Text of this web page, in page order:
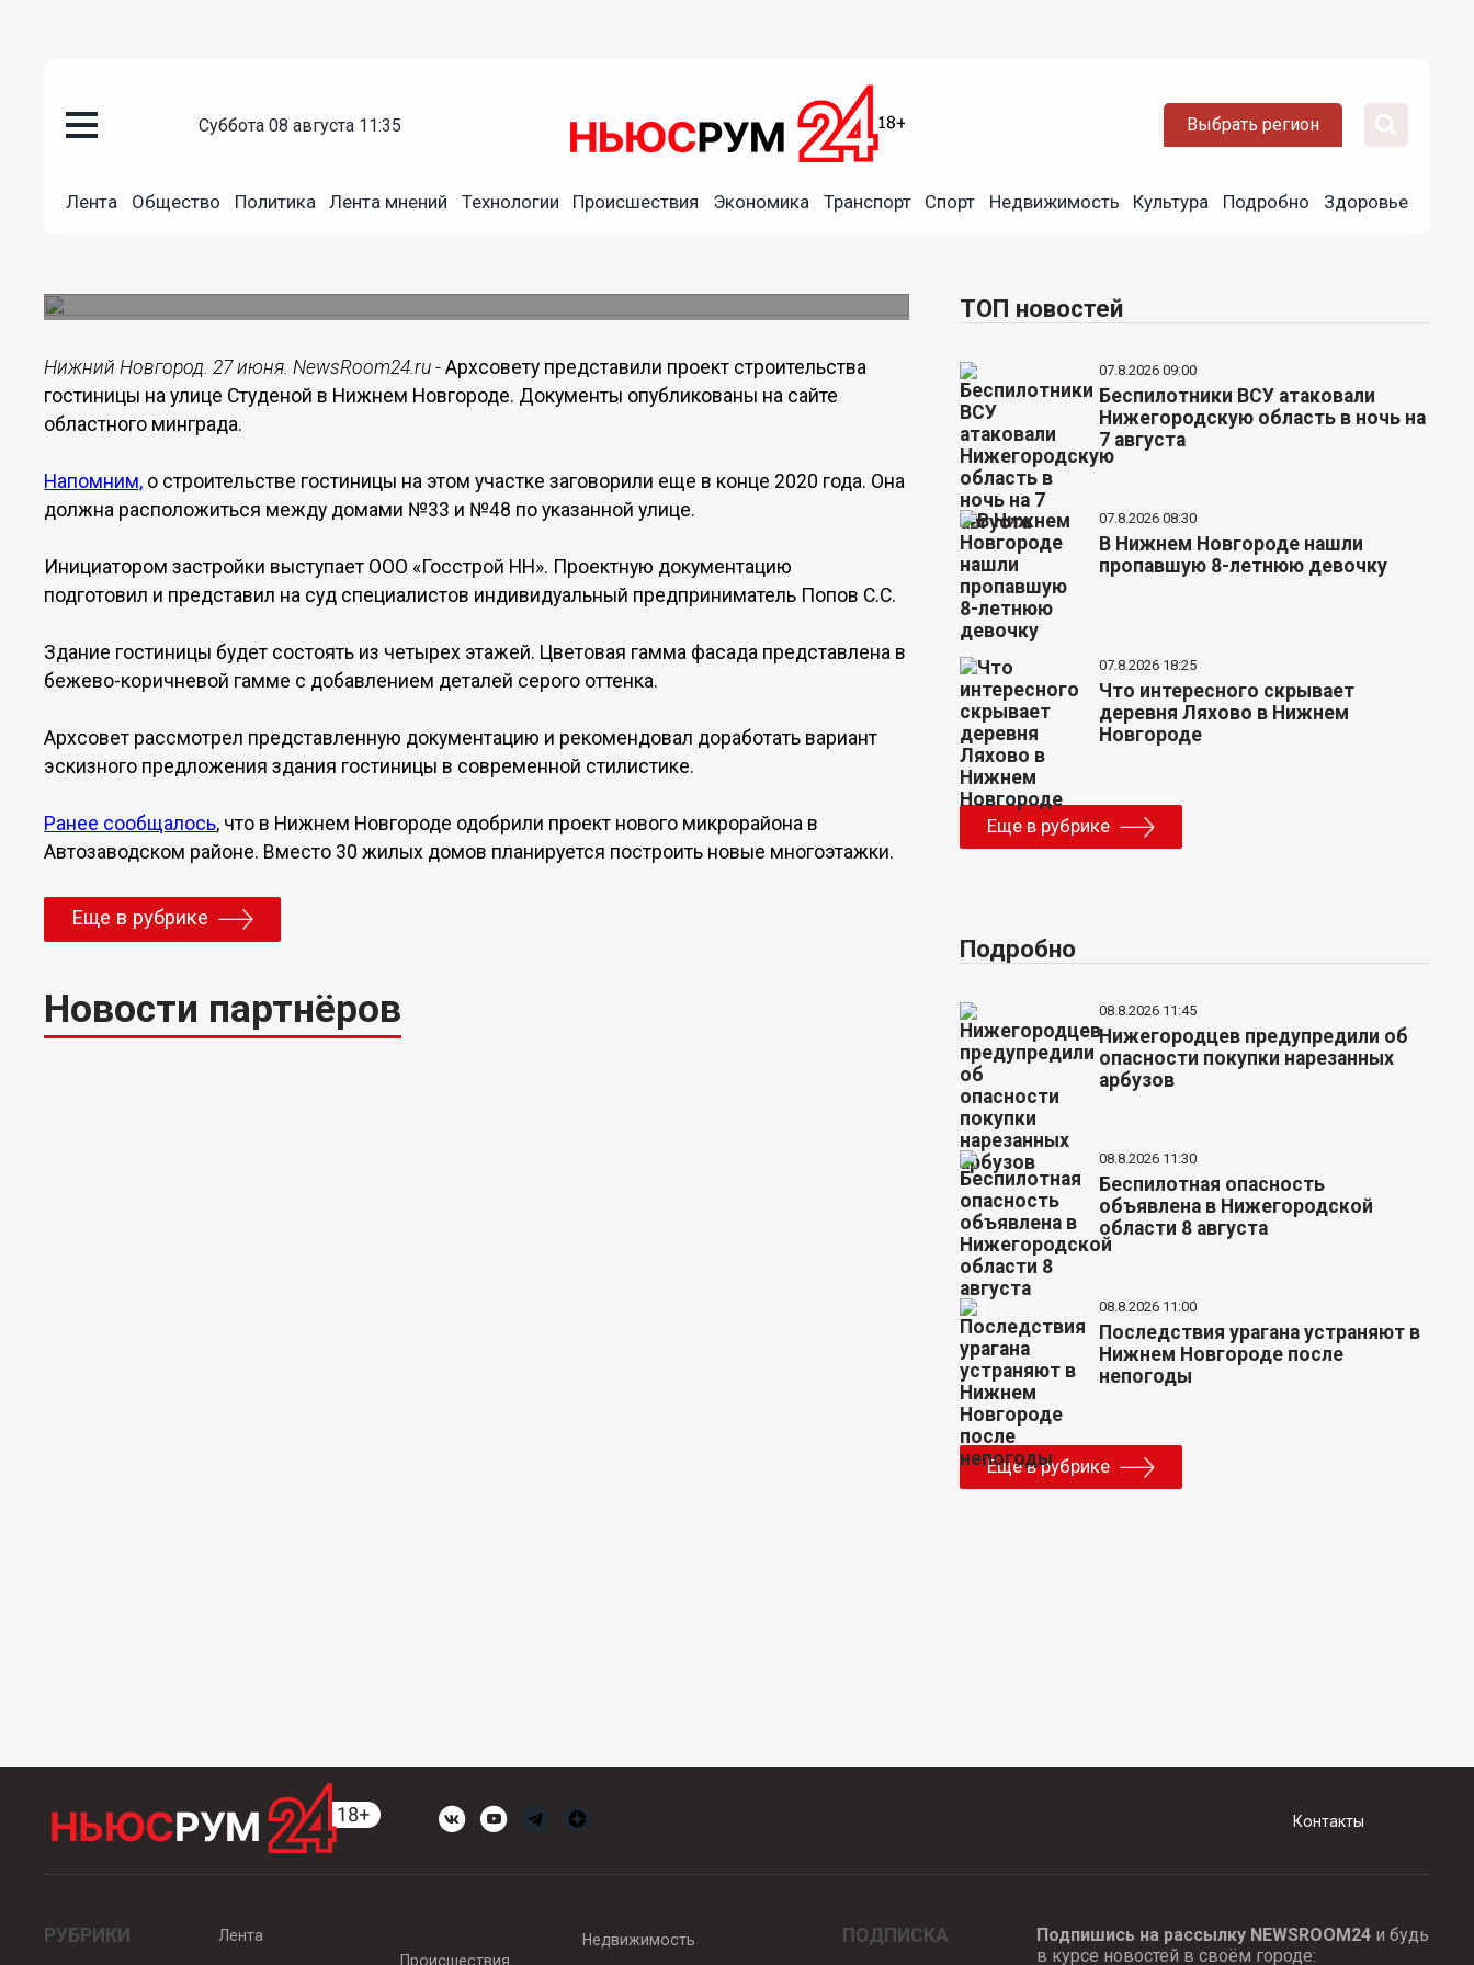
суббота 08 августа 11:35 Выбрать регион
Лента Общество Политика Лента мнений Технологии Происшествия Экономика Транспорт Спорт Недвижимость Культура Подробно Здоровье
Гостиница может появиться на Студеной в Нижнем
Нижний Новгород. 27 июня. NewsRoom24.ru -Архсовету представили проект строительства
гостиницы на улице Студеной в Нижнем Новгороде. Документы опубликованы на сайте
областного минграда.
Напомним, о строительстве гостиницы на этом участке заговорили еще в конце 2020 года. Она
должна расположиться между домами №33 и №48 по указанной улице.
Инициатором застройки выступает ООО «Госстрой НН». Проектную документацию
подготовил и представил на суд специалистов индивидуальный предприниматель Попов С.С.
Здание гостиницы будет состоять из четырех этажей. Цветовая гамма фасада представлена в
бежево-коричневой гамме с добавлением деталей серого оттенка.
Архсовет рассмотрел представленную документацию и рекомендовал доработать вариант
эскизного предложения здания гостиницы в современной стилистике.
Ранее сообщалось, что в Нижнем Новгороде одобрили проект нового микрорайона в
Автозаводском районе. Вместо 30 жилых домов планируется построить новые многоэтажки.
Еще в рубрике
Новости партнёров
ТОП новостей
07.8.2026 09:00
Беспилотники ВСУ атаковали
Нижегородскую область в ночь на
7 августа
07.8.2026 08:30
В Нижнем Новгороде нашли
пропавшую 8-летнюю девочку
07.8.2026 18:25
Что интересного скрывает
деревня Ляхово в Нижнем
Новгороде
Еще в рубрике
Подробно
08.8.2026 11:45
Нижегородцев предупредили об
опасности покупки нарезанных
арбузов
08.8.2026 11:30
Беспилотная опасность
объявлена в Нижегородской
области 8 августа
08.8.2026 11:00
Последствия урагана устраняют в
Нижнем Новгороде после
непогоды
Еще в рубрике
Контакты
РУБРИКИ
Лента
Происшествия
Недвижимость ПОДПИСКА Подпишись на рассылку NEWSROOM24и будь
в курсе новостей в своём городе: